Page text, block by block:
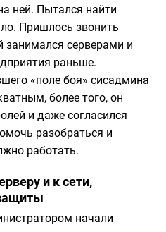
ней. Пытался найти
Пришлось звонить
занимался серверами и
раньше.
«поле боя» сисадмина
более того, он
и даже согласился
разобраться и
работать.
и к сети,
начали